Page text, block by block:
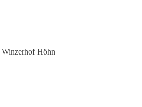
Winzerhof Höhn